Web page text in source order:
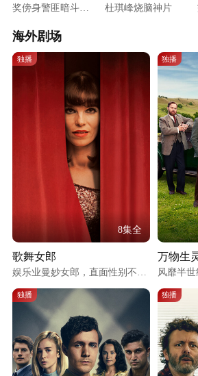
奖傍身警匪暗斗经
杜琪峰烧脑神片
海外剧场
独播
8集全
歌舞女郎
娱乐业曼妙女郎，直面性别不平
等
独播
万物生
风靡半
独播 独播